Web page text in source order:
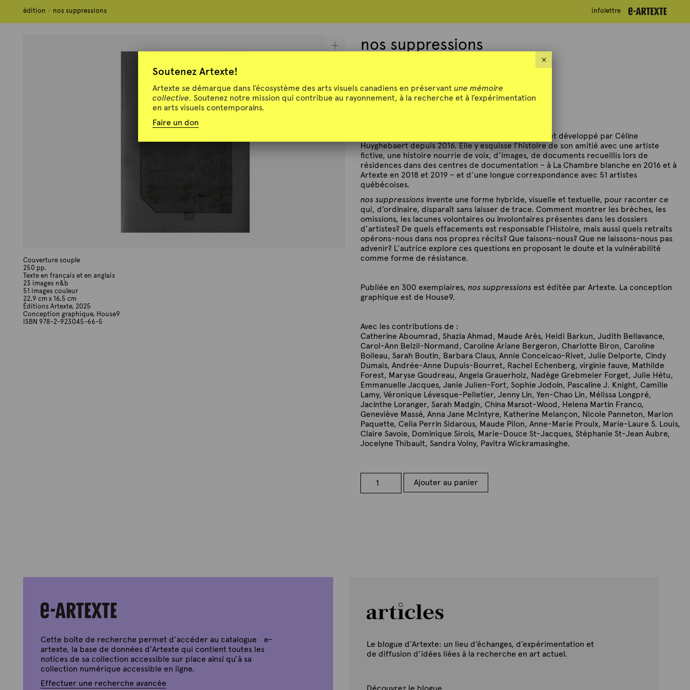
édition nos suppressions infolettre
édition nos suppressions infolettre
Couverture souple
250 pp.
Texte en français et en anglais
23 images n&b
51 images couleur
22,9 cm x 16,5 cm
Éditions Artexte, 2025
Conception graphique, House9
ISBN 978-2-923045-66-5
nos suppressions
vient clore un projet développé par Céline
Huyghebaert depuis 2016. Elle y esquisse l’histoire de son amitié avec une artiste
fictive, une histoire nourrie de voix, d’images, de documents recueillis lors de
résidences dans des centres de documentation – à La Chambre blanche en 2016 et à
Artexte en 2018 et 2019 – et d’une longue correspondance avec 51 artistes
québécoises.
nos suppressions invente une forme hybride, visuelle et textuelle, pour raconter ce
qui, d’ordinaire, disparaît sans laisser de trace. Comment montrer les brèches, les
omissions, les lacunes volontaires ou involontaires présentes dans les dossiers
d’artistes? De quels effacements est responsable l’Histoire, mais aussi quels retraits
opérons-nous dans nos propres récits? Que taisons-nous? Que ne laissons-nous pas
advenir? L’autrice explore ces questions en proposant le doute et la vulnérabilité
comme forme de résistance.
Publiée en 300 exemplaires, nos suppressions est éditée par Artexte. La conception
graphique est de House9.
Avec les contributions de :
Catherine Aboumrad, Shazia Ahmad, Maude Arès, Heidi Barkun, Judith Bellavance,
Carol-Ann Belzil-Normand, Caroline Ariane Bergeron, Charlotte Biron, Caroline
Boileau, Sarah Boutin, Barbara Claus, Annie Conceicao-Rivet, Julie Delporte, Cindy
Dumais, Andrée-Anne Dupuis-Bourret, Rachel Echenberg, virginie fauve, Mathilde
Forest, Maryse Goudreau, Angela Grauerholz, Nadège Grebmeier Forget, Julie Hétu,
Emmanuelle Jacques, Janie Julien-Fort, Sophie Jodoin, Pascaline J. Knight, Camille
Lamy, Véronique Lévesque-Pelletier, Jenny Lin, Yen-Chao Lin, Mélissa Longpré,
Jacinthe Loranger, Sarah Madgin, China Marsot-Wood, Helena Martin Franco,
Geneviève Massé, Anna Jane McIntyre, Katherine Melançon, Nicole Panneton, Marion
Paquette, Celia Perrin Sidarous, Maude Pilon, Anne-Marie Proulx, Marie-Laure S. Louis,
Claire Savoie, Dominique Sirois, Marie-Douce St-Jacques, Stéphanie St-Jean Aubre,
Jocelyne Thibault, Sandra Volny, Pavitra Wickramasinghe.
Ajouter au panier
Cette boîte de recherche permet d’accéder au catalogue e-
artexte, la base de données d’Artexte qui contient toutes les
notices de sa collection accessible sur place ainsi qu’à sa
collection numérique accessible en ligne.
Effectuer une recherche avancée
Le blogue d’Artexte: un lieu d’échanges, d’expérimentation et
de diffusion d’idées liées à la recherche en art actuel.
Soutenez Artexte!
Artexte se démarque dans l’écosystème des arts visuels canadiens en préservant une mémoire
collective. Soutenez notre mission qui contribue au rayonnement, à la recherche et à l’expérimentation
en arts visuels contemporains.
Faire un don
×